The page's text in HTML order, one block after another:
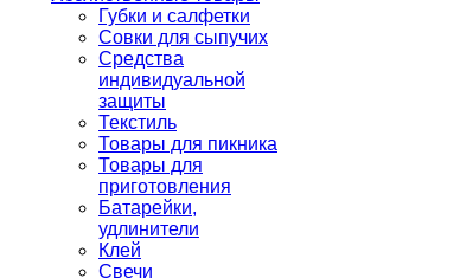
Губки и салфетки
Совки для сыпучих
Средства
индивидуальной
защиты
Текстиль
Товары для пикника
Товары для
приготовления
Батарейки,
удлинители
Клей
Свечи